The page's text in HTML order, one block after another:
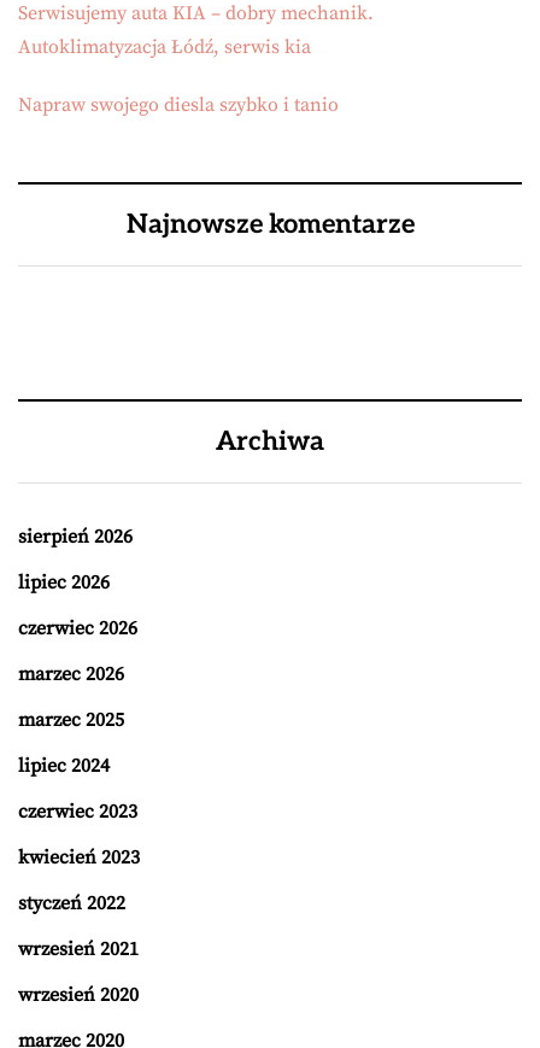
Serwisujemy auta KIA – dobry mechanik.
Autoklimatyzacja Łódź, serwis kia
Napraw swojego diesla szybko i tanio
Najnowsze komentarze
Archiwa
sierpień 2026
lipiec 2026
czerwiec 2026
marzec 2026
marzec 2025
lipiec 2024
czerwiec 2023
kwiecień 2023
styczeń 2022
wrzesień 2021
wrzesień 2020
marzec 2020